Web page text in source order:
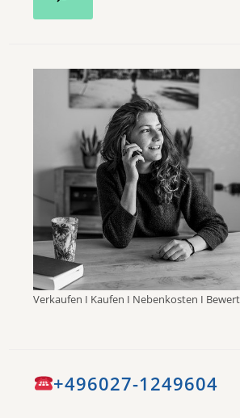
Verkaufen I Kaufen I Nebenkosten I
+496027-1249604